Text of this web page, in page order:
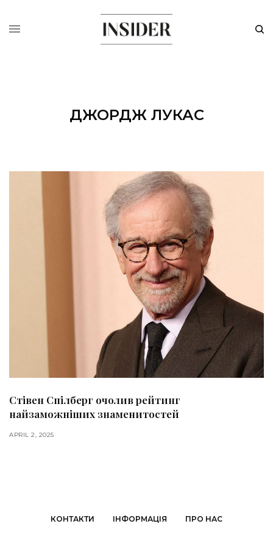
ДЖОРДЖ ЛУКАС
Стівен Спілберг очолив рейтинг
найзаможніших знаменитостей
APRIL 2, 2025
КОНТАКТИ ІНФОРМАЦІЯ ПРО НАС